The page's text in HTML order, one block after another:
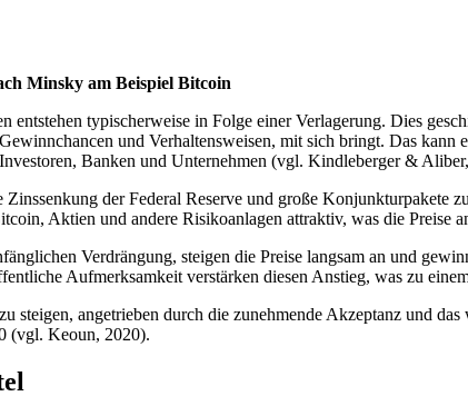
Minsky am Beispiel Bitcoin
entstehen typischerweise in Folge einer Verlagerung. Dies
und Verhaltensweisen, mit sich bringt. Das
Banken und Unternehmen (vgl. Kindleberger &
der Federal Reserve und große
Aktien und andere Risikoanlagen attraktiv, was die Preise
Verdrängung, steigen die Preise langsam an und
Aufmerksamkeit verstärken diesen Anstieg, was zu
steigen, angetrieben durch die zunehmende Akzeptanz und
(vgl. Keoun, 2020).